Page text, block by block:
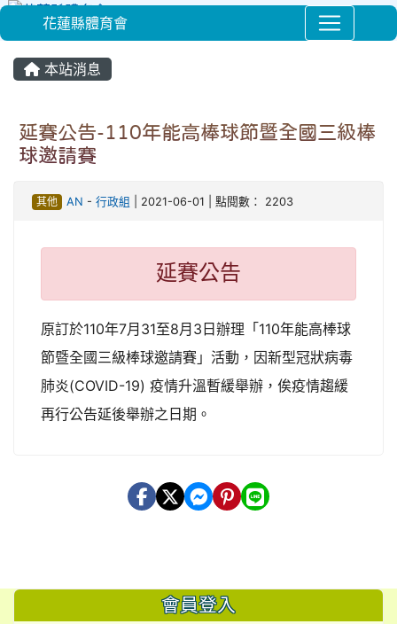
花蓮縣體育會
本站消息
延賽公告-110年能高棒球節暨全國三級棒
球邀請賽
其他 AN - 行政組 | 2021-06-01 | 點閱數： 2203
延賽公告
原訂於110年7月31至8月3日辦理「110年能高棒球
節暨全國三級棒球邀請賽」活動，因新型冠狀病毒
肺炎(COVID-19) 疫情升溫暫緩舉辦，俟疫情趨緩
再行公告延後舉辦之日期。
會員登入